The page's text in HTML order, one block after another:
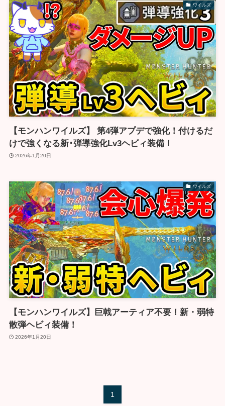
ワイルズ
【モンハンワイルズ】 第4弾アプデで強化！付けるだ
けで強くなる新･弾導強化Lv3ヘビィ装備！
2026年1月20日
ワイルズ
【モンハンワイルズ】巨戟アーティア不要！新・弱特
散弾ヘビィ装備！
2026年1月20日
1